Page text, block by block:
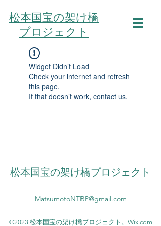
松本国宝の架け橋
プロジェクト
Widget Didn’t Load
Check your internet and refresh
this page.
If that doesn’t work, contact us.
松本国宝の架け橋プロジェクト
MatsumotoNTBP@gmail.com
©2023 松本国宝の架け橋プロジェクト。Wix.com